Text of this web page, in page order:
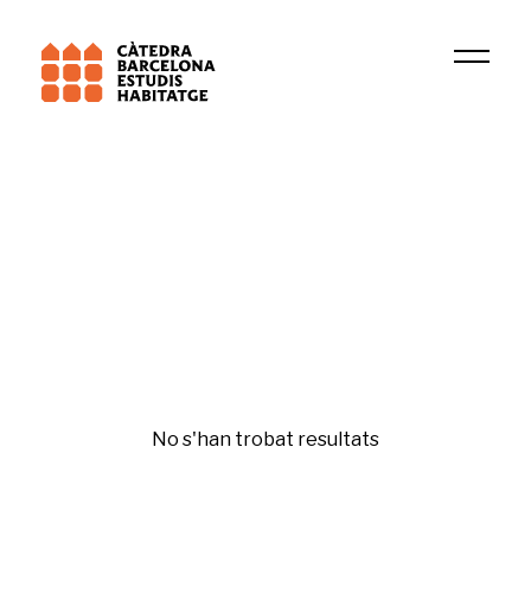
No s'han trobat resultats